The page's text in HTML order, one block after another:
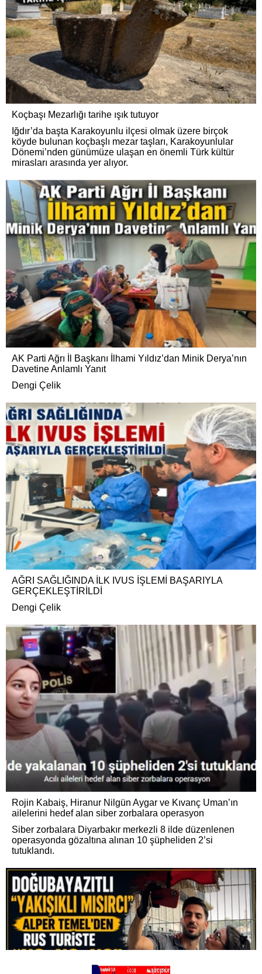
Koçbaşı Mezarlığı tarihe ışık tutuyor
Iğdır’da başta Karakoyunlu ilçesi olmak üzere birçok
köyde bulunan koçbaşlı mezar taşları, Karakoyunlular
Dönemi’nden günümüze ulaşan en önemli Türk kültür
mirasları arasında yer alıyor.
AK Parti Ağrı İl Başkanı İlhami Yıldız’dan Minik Derya’nın
Davetine Anlamlı Yanıt
Dengi Çelik
AĞRI SAĞLIĞINDA İLK IVUS İŞLEMİ BAŞARIYLA
GERÇEKLEŞTİRİLDİ
Dengi Çelik
Rojin Kabaiş, Hiranur Nilgün Aygar ve Kıvanç Uman’ın
ailelerini hedef alan siber zorbalara operasyon
Siber zorbalara Diyarbakır merkezli 8 ilde düzenlenen
operasyonda gözaltına alınan 10 şüpheliden 2’si
tutuklandı.